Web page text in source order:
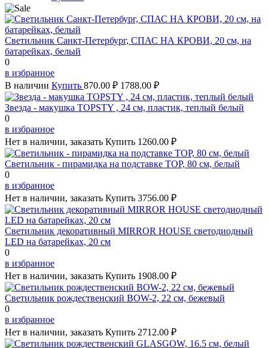
Светильник Санкт-Петербург, СПАС НА КРОВИ, 20 см, на
батарейках, белый
0
в избранное
В наличии Купить 870.00 ₽ 1788.00 ₽
Звезда - макушка TOPSTY , 24 см, пластик, теплый белый
0
в избранное
Нет в наличии, заказать Купить 1260.00 ₽
Светильник - пирамидка на подставке TOP, 80 см, белый
0
в избранное
Нет в наличии, заказать Купить 3756.00 ₽
Светильник декоративный MIRROR HOUSE светодиодный
LED на батарейках, 20 см
0
в избранное
Нет в наличии, заказать Купить 1908.00 ₽
Светильник рождественский BOW-2, 22 см, бежевый
0
в избранное
Нет в наличии, заказать Купить 2712.00 ₽